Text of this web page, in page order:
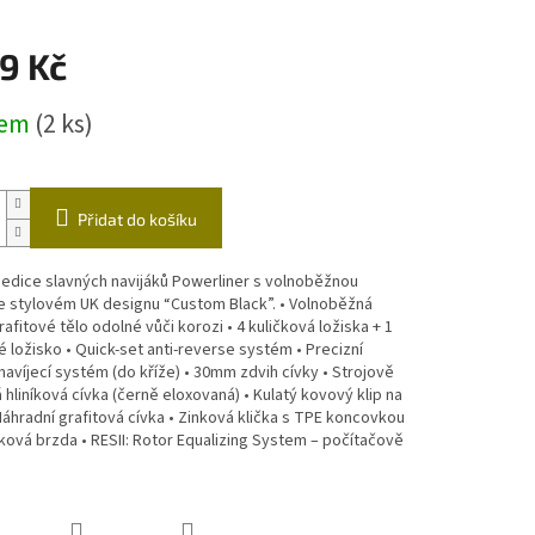
Kč
(2 ks)
Přidat do košíku
slavných navijáků Powerliner s volnoběžnou
stylovém UK designu “Custom Black”. • Volnoběžná
tělo odolné vůči korozi • 4 kuličková ložiska + 1
ložisko • Quick-set anti-reverse systém • Precizní
systém (do kříže) • 30mm zdvih cívky • Strojově
cívka (černě eloxovaná) • Kulatý kovový klip na
grafitová cívka • Zinková klička s TPE koncovkou
brzda • RESII: Rotor Equalizing System – počítačově